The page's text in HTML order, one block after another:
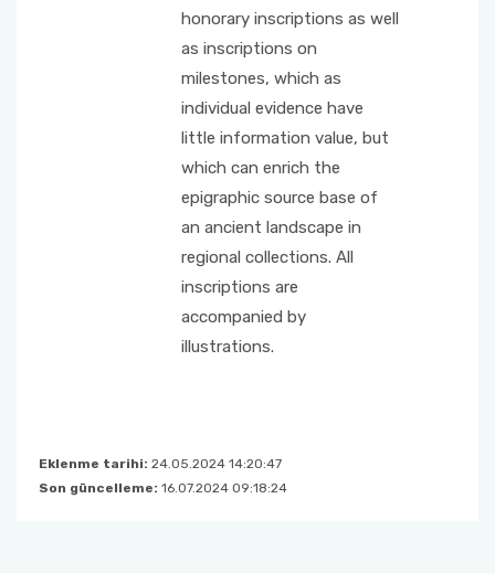
honorary inscriptions as well
as inscriptions on
milestones, which as
individual evidence have
little information value, but
which can enrich the
epigraphic source base of
an ancient landscape in
regional collections. All
inscriptions are
accompanied by
illustrations.
Eklenme tarihi: 24.05.2024 14:20:47
Son güncelleme: 16.07.2024 09:18:24